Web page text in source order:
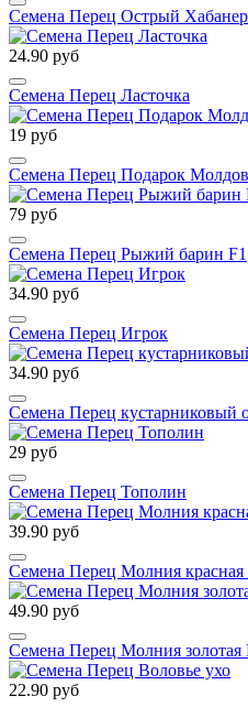
Семена Перец Острый
24.90 руб
Семена Перец Ласточка
19 руб
Семена Перец Подарок
79 руб
Семена Перец Рыжий барин F1
34.90 руб
Семена Перец Игрок
34.90 руб
Семена Перец
29 руб
Семена Перец Тополин
39.90 руб
Семена Перец Молния красная
49.90 руб
Семена Перец Молния золотая
22.90 руб